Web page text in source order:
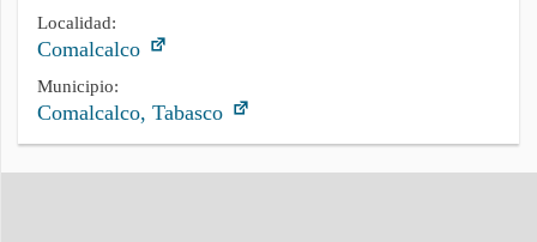
Contacto
Localidad:
Comalcalco
Municipio:
Comalcalco, Tabasco